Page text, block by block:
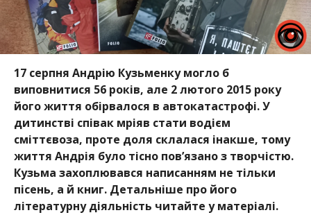
17 серпня Андрію Кузьменку могло б
виповнитися 56 років, але 2 лютого 2015 року
його життя обірвалося в автокатастрофі. У
дитинстві співак мріяв стати водієм
сміттєвоза, проте доля склалася інакше, тому
життя Андрія було тісно пов’язано з творчістю.
Кузьма захоплювався написанням не тільки
пісень, а й книг. Детальніше про його
літературну діяльність читайте у матеріалі.